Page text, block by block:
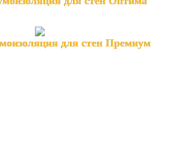
для стен Премиум